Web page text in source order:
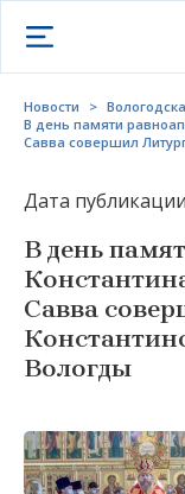
Открыть меню
Новости >
В день памяти
Савва совершил
Дата
В день
Савва
Вологды